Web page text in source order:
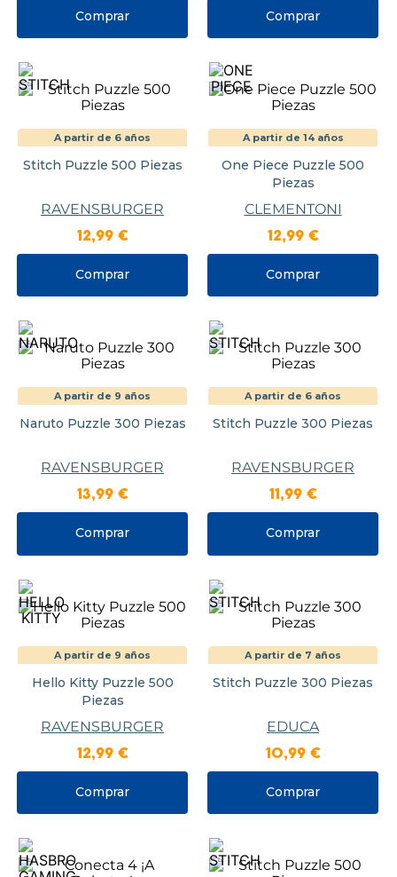
Comprar Comprar
A partir de 6 años
Stitch Puzzle 500 Piezas
RAVENSBURGER
12,99 €
Comprar
A partir de 14 años
One Piece Puzzle 500
Piezas
CLEMENTONI
12,99 €
Comprar
A partir de 9 años
Naruto Puzzle 300 Piezas
RAVENSBURGER
13,99 €
Comprar
A partir de 6 años
Stitch Puzzle 300 Piezas
RAVENSBURGER
11 ,99 €
Comprar
A partir de 9 años
Hello Kitty Puzzle 500
Piezas
RAVENSBURGER
12,99 €
Comprar
A partir de 7 años
Stitch Puzzle 300 Piezas
EDUCA
10,99 €
Comprar